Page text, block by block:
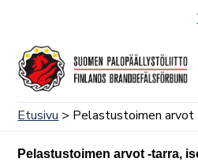
Etusivu > Pelastustoimen arvot
Pelastustoimen arvot -tarra,